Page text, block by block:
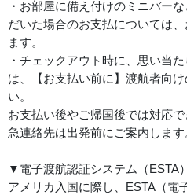
・お部屋に備え付けのミニバー
だいた場合のお支払については
ます。
・チェックアウト時に、思い当
は、【お支払い前に】渡航者向
い。
お支払い後やご帰国後では対応
急連絡先は出発前にご案内します
▼電子渡航認証システム（ESTA
アメリカ入国に際し、ESTA（電